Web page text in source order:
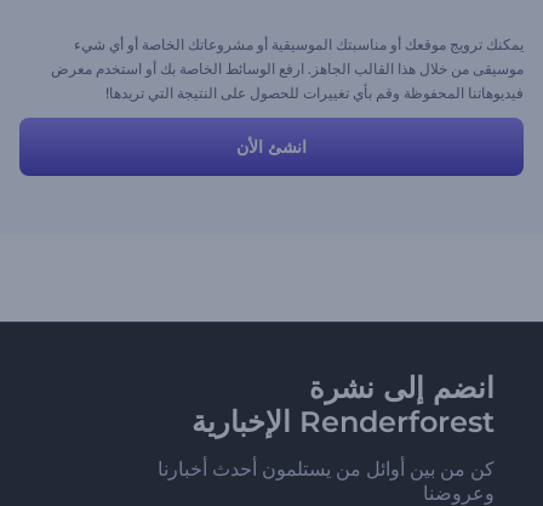
يمكنك ترويج موقعك أو مناسبتك الموسيقية أو مشروعاتك الخاصة أو أي شيء
موسيقى من خلال هذا القالب الجاهز. ارفع الوسائط الخاصة بك أو استخدم معرض
فيديوهاتنا المحفوظة وقم بأي تغييرات للحصول على النتيجة التي تريدها!
انشئ الأن
انضم إلى نشرة
Renderforest الإخبارية
كن من بين أوائل من يستلمون أحدث أخبارنا
وعروضنا